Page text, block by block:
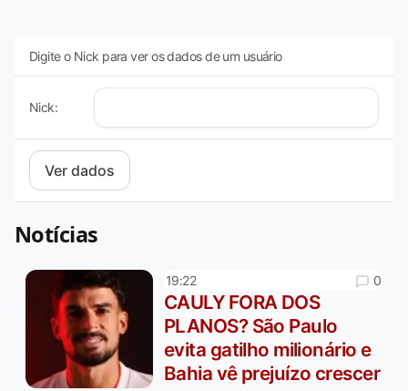
Digite o Nick para ver os dados de um usuário
Nick:
Notícias
19:22 0
CAULY FORA DOS
PLANOS? São Paulo
evita gatilho milionário e
Bahia vê prejuízo crescer